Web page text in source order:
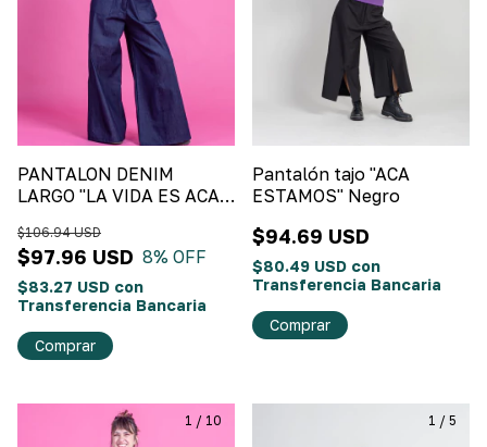
PANTALON DENIM
LARGO "LA VIDA ES ACA"
$97.96 USD
$106.94 USD
8% OFF
$83.27 USD con
Transferencia Bancaria
Comprar
Pantalón tajo "ACA
ESTAMOS" Negro
$94.69 USD
$80.49 USD con
Transferencia Bancaria
Comprar
1 / 10 1 / 5